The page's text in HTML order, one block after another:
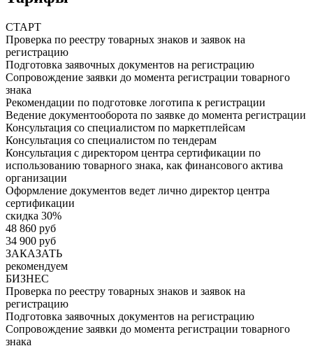
СТАРТ
Проверка по реестру товарных знаков и заявок на
регистрацию
Подготовка заявочных документов на регистрацию
Сопровождение заявки до момента регистрации товарного
знака
Рекомендации по подготовке логотипа к регистрации
Ведение документооборота по заявке до момента регистрации
Консультация со специалистом по маркетплейсам
Консультация со специалистом по тендерам
Консультация с директором центра сертификации по
использованию товарного знака, как финансового актива
организации
Оформление документов ведет лично директор центра
сертификации
скидка 30%
48 860 руб
34 900 руб
ЗАКАЗАТЬ
рекомендуем
БИЗНЕС
Проверка по реестру товарных знаков и заявок на
регистрацию
Подготовка заявочных документов на регистрацию
Сопровождение заявки до момента регистрации товарного
знака